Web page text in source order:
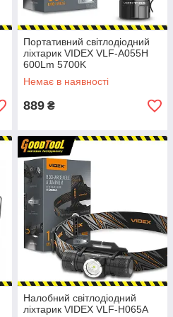
Портативний світлодіодний
ліхтарик VIDEX VLF-A055H
600Lm 5700K
Немає в наявності
889 ₴
Налобний світлодіодний
ліхтарик VIDEX VLF-H065A